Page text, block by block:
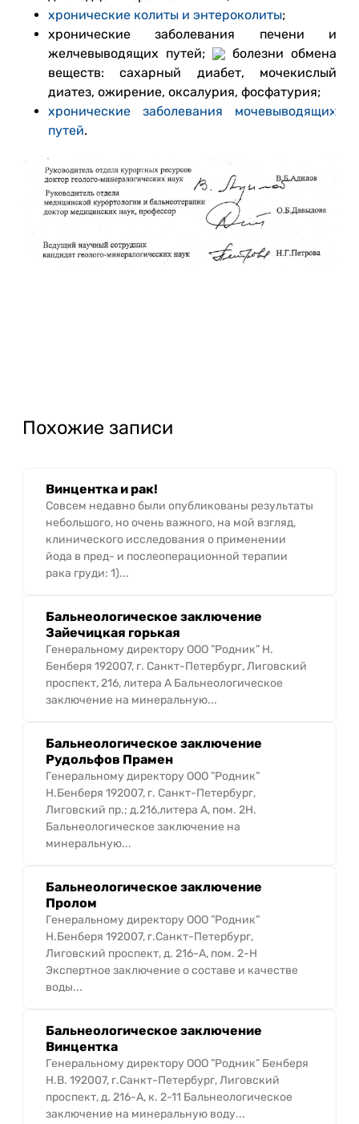
хронические колиты и энтероколиты;
хронические заболевания печени и
желчевыводящих путей;
болезни обмена
веществ: сахарный диабет, мочекислый
диатез, ожирение, оксалурия, фосфатурия;
хронические заболевания мочевыводящих
путей.
Похожие записи
Винцентка и рак!
Совсем недавно были опубликованы результаты
небольшого, но очень важного, на мой взгляд,
клинического исследования о применении
йода в пред- и послеоперационной терапии
рака груди: 1)...
Бальнеологическое заключение
Зайечицкая горькая
Генеральному директору ООО ”Родник” Н.
Бенберя 192007, г. Санкт-Петербург, Лиговский
проспект, 216, литера А Бальнеологическое
заключение на минеральную...
Бальнеологическое заключение
Рудольфов Прамен
Генеральному директору ООО ”Родник”
Н.Бенберя 192007, г. Санкт-Петербург,
Лиговский пр.; д.216,литера А, пом. 2Н.
Бальнеологическое заключение на
минеральную...
Бальнеологическое заключение
Пролом
Генеральному директору ООО ”Родник”
Н.Бенберя 192007, г.Санкт-Петербург,
Лиговский проспект, д. 216-А, пом. 2-Н
Экспертное заключение о составе и качестве
воды...
Бальнеологическое заключение
Винцентка
Генеральному директору ООО ”Родник” Бенберя
Н.В. 192007, г.Санкт-Петербург, Лиговский
проспект, д. 216-А, к. 2-11 Бальнеологическое
заключение на минеральную воду...